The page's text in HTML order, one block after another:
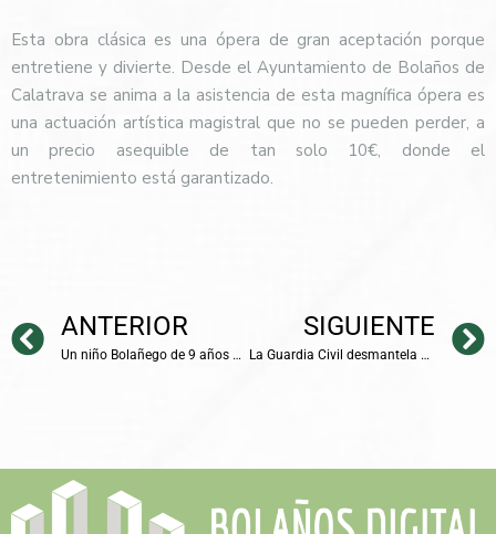
Esta obra clásica es una ópera de gran aceptación porque
entretiene y divierte. Desde el Ayuntamiento de Bolaños de
Calatrava se anima a la asistencia de esta magnífica ópera es
una actuación artística magistral que no se pueden perder, a
un precio asequible de tan solo 10€, donde el
entretenimiento está garantizado.
ANTERIOR
Un niño Bolañego de 9 años David Bautista, se lleva el 2º Puesto en el 40 concurso de Ornitologíco de Alcázar de San Juan , con su canario raza española “Rolito”, gano en la sección de postura
SIGUIENTE
La Guardia Civil desmantela un punto de venta de drogas en Bolaños de Calatrava con casi 1,2 kilos de estupefacientes